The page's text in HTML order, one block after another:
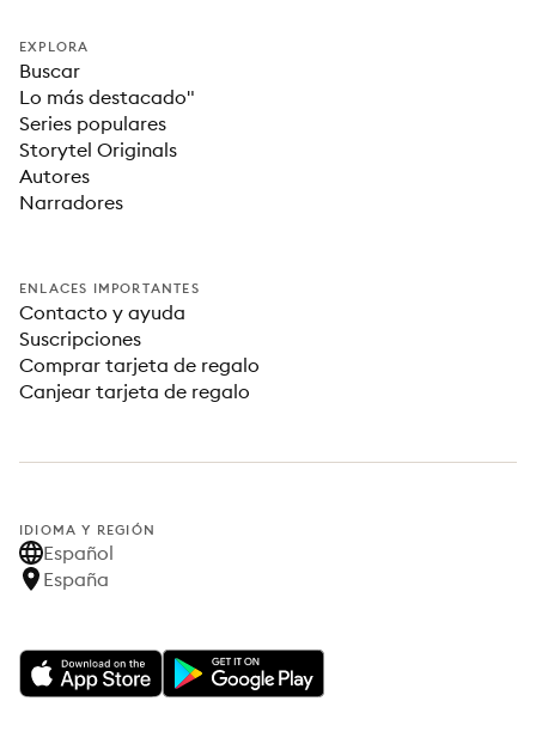
EXPLORA
Buscar
Lo más destacado"
Series populares
Storytel Originals
Autores
Narradores
ENLACES IMPORTANTES
Contacto y ayuda
Suscripciones
Comprar tarjeta de regalo
Canjear tarjeta de regalo
IDIOMA Y REGIÓN
Español
España